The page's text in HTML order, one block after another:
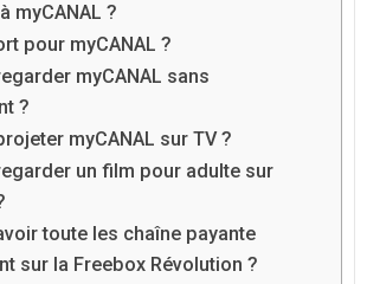
myCANAL ?
pour myCANAL ?
myCANAL sans
?
myCANAL sur TV ?
un film pour adulte sur
toute les chaîne payante
sur la Freebox Révolution ?